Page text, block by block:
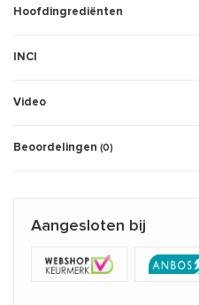
Hoofdingrediënten
INCI
Video
Beoordelingen (0)
Aangesloten bij